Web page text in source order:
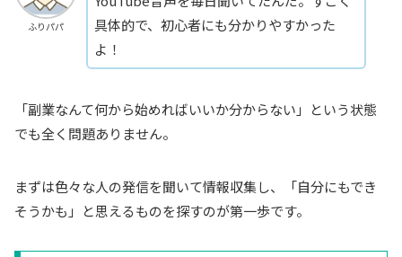
ふりパパ
具体的で、初心者にも分かりやすかった
よ！
「副業なんて何から始めればいいか分からない」という状態
でも全く問題ありません。
まずは色々な人の発信を聞いて情報収集し、「自分にもでき
そうかも」と思えるものを探すのが第一歩です。